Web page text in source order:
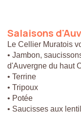
Salaisons
Le Cellier Muratois
• Jambon,
d'Auvergne du haut
• Terrine
• Tripoux
• Potée
• Saucisses aux